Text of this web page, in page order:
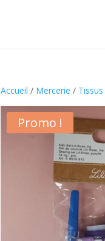
Accueil / Mercerie / Tissus
Promo !